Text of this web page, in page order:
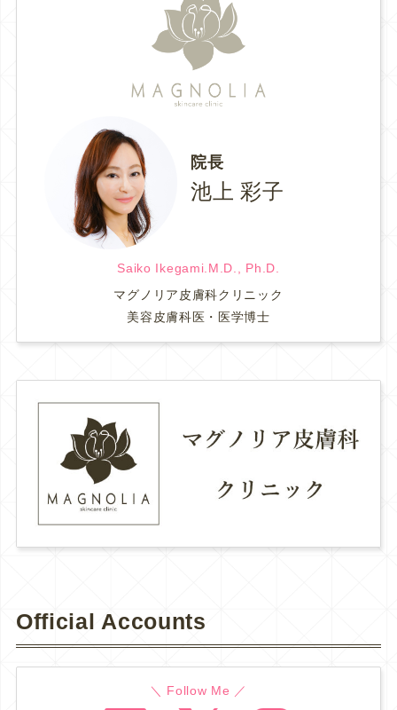
院長
池上 彩子
Saiko Ikegami.M.D., Ph.D.
マグノリア皮膚科クリニック
美容皮膚科医・医学博士
Official Accounts
＼ Follow Me ／